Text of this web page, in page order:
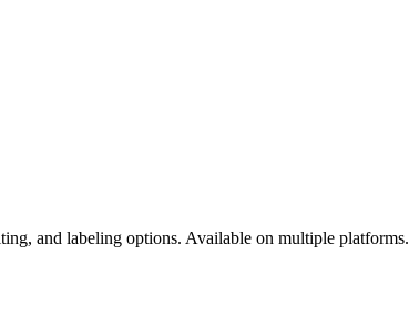
and labeling options. Available on multiple platforms.